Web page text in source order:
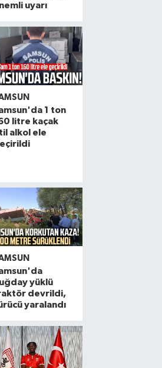
uyarı
1 ton
litre kaçak
alkol ele
yüklü
devrildi,
yaralandı